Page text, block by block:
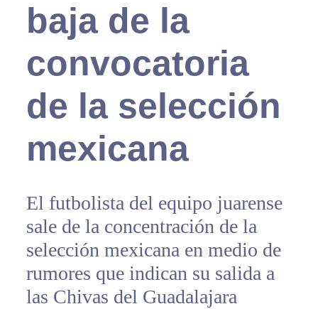
baja de la
convocatoria
de la selección
mexicana
El futbolista del equipo juarense
sale de la concentración de la
selección mexicana en medio de
rumores que indican su salida a
las Chivas del Guadalajara